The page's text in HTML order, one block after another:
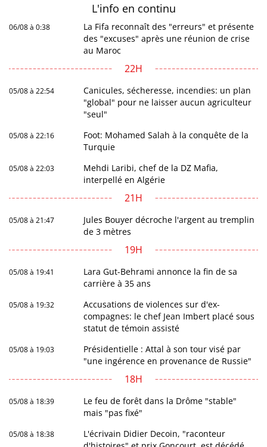
L'info en continu
06/08 à 0:38
La Fifa reconnaît des "erreurs" et présente
des "excuses" après une réunion de crise
au Maroc
22H
05/08 à 22:54
Canicules, sécheresse, incendies: un plan
"global" pour ne laisser aucun agriculteur
"seul"
05/08 à 22:16
Foot: Mohamed Salah à la conquête de la
Turquie
05/08 à 22:03
Mehdi Laribi, chef de la DZ Mafia,
interpellé en Algérie
21H
05/08 à 21:47
Jules Bouyer décroche l'argent au tremplin
de 3 mètres
19H
05/08 à 19:41
Lara Gut-Behrami annonce la fin de sa
carrière à 35 ans
05/08 à 19:32
Accusations de violences sur d'ex-
compagnes: le chef Jean Imbert placé sous
statut de témoin assisté
05/08 à 19:03
Présidentielle : Attal à son tour visé par
"une ingérence en provenance de Russie"
18H
05/08 à 18:39
Le feu de forêt dans la Drôme "stable"
mais "pas fixé"
05/08 à 18:38
L'écrivain Didier Decoin, "raconteur